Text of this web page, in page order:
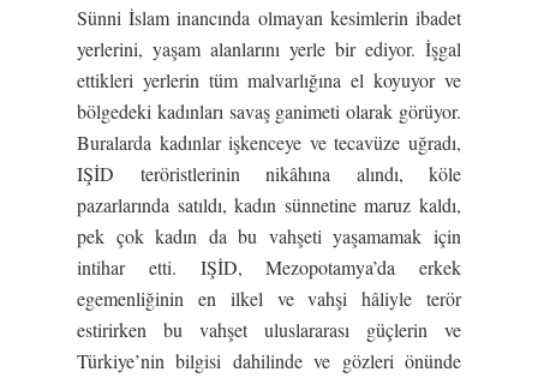
Sünni İslam inancında olmayan kesimlerin ibadet
yerlerini, yaşam alanlarını yerle bir ediyor. İşgal
ettikleri yerlerin tüm malvarlığına el koyuyor ve
bölgedeki kadınları savaş ganimeti olarak görüyor.
Buralarda kadınlar işkenceye ve tecavüze uğradı,
IŞİD teröristlerinin nikâhına alındı, köle
pazarlarında satıldı, kadın sünnetine maruz kaldı,
pek çok kadın da bu vahşeti yaşamamak için
intihar etti. IŞİD, Mezopotamya’da erkek
egemenliğinin en ilkel ve vahşi hâliyle terör
estirirken bu vahşet uluslararası güçlerin ve
Türkiye’nin bilgisi dahilinde ve gözleri önünde